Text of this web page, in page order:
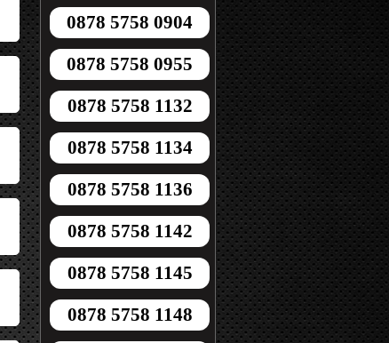
0878 5758 0904
0878 5758 0955
0878 5758 1132
0878 5758 1134
0878 5758 1136
0878 5758 1142
0878 5758 1145
0878 5758 1148